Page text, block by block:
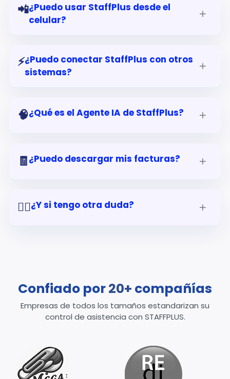
📲¿Puedo usar StaffPlus desde el
celular?
⚡¿Puedo conectar StaffPlus con otros
sistemas?
🧠¿Qué es el Agente IA de StaffPlus?
🧾¿Puedo descargar mis facturas?
🙋‍♀️¿Y si tengo otra duda?
Confiado por20+ compañías
Empresas de todos los tamaños estandarizan su
control de asistencia con STAFFPLUS.